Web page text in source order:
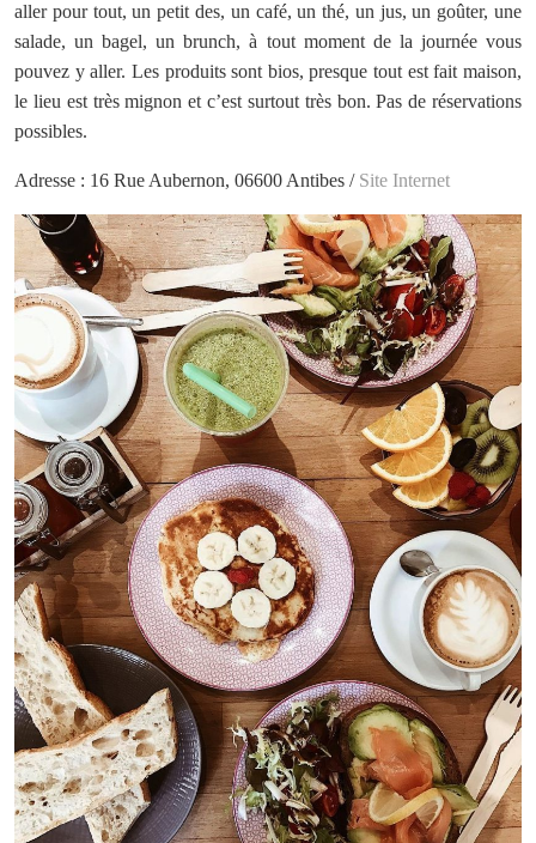
aller pour tout, un petit des, un café, un thé, un jus, un goûter, une
salade, un bagel, un brunch, à tout moment de la journée vous
pouvez y aller. Les produits sont bios, presque tout est fait maison,
le lieu est très mignon et c’est surtout très bon. Pas de réservations
possibles.
Adresse : 16 Rue Aubernon, 06600 Antibes / Site Internet